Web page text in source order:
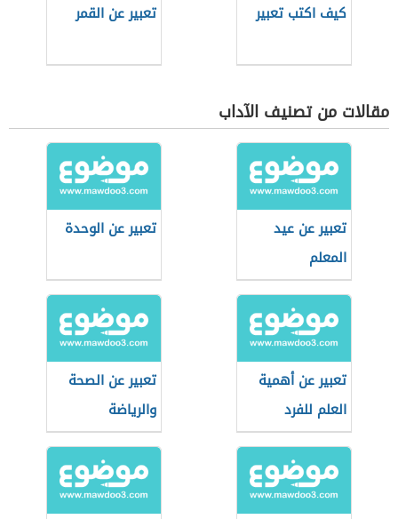
كيف اكتب تعبير تعبير عن القمر
مقالات من تصنيف الآداب
تعبير عن عيد
المعلم
تعبير عن الوحدة
تعبير عن أهمية
العلم للفرد
والمجتمع
تعبير عن الصحة
والرياضة